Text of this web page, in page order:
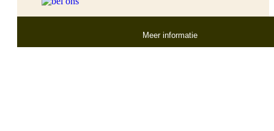
Meer informatie